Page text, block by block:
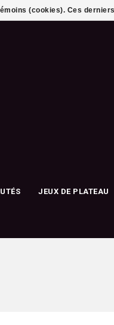
JEUX DE PLATEAU
(cookies). Ces